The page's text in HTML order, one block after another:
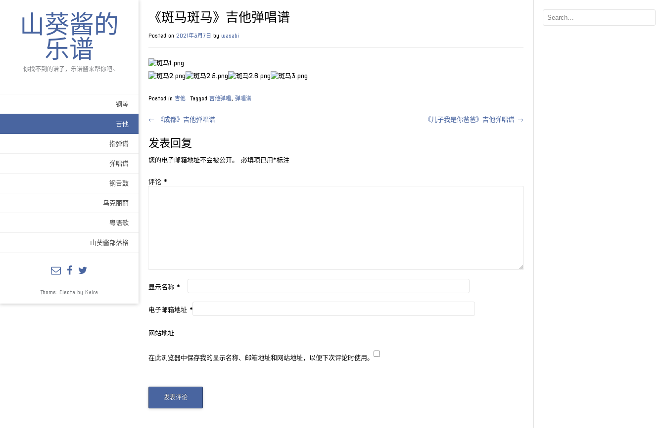
山葵酱的
乐谱
你找不到的谱子，乐谱酱来帮你吧~
钢琴
吉他
指弹谱
弹唱谱
钢舌鼓
乌克丽丽
粤语歌
山葵酱部落格
Theme: Electa by Kaira
《斑马斑马》吉他弹唱谱
Posted on 2021年3月7日 by wasabi
Posted in 吉他 Tagged 吉他弹唱, 弹唱谱
Post
navigation
← 《成都》吉他弹唱谱 《儿子我是你爸爸》吉他弹唱谱 →
发表回复
您的电子邮箱地址不会被公开。 必填项已用*标注
评论 *
显示名称 *
电子邮箱地址 *
网站地址
在此浏览器中保存我的显示名称、邮箱地址和网站地址，以便下次评论时使用。